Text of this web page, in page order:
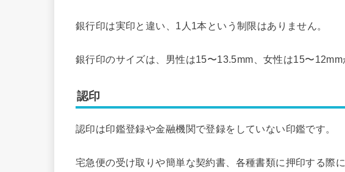
銀行印は実印と違い、1人1本という制限はありません。
銀行印のサイズは、男性は15〜13.5mm、女性は15〜12mm
認印
認印は印鑑登録や金融機関で登録をしていない印鑑です。
宅急便の受け取りや簡単な契約書、各種書類に押印する際に